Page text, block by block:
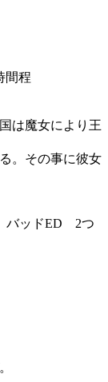
間程
は魔女により王
。その事に彼女
バッドED 2つ